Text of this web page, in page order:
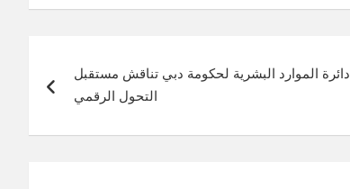
دائرة الموارد البشرية لحكومة دبي تناقش مستقبل
التحول الرقمي